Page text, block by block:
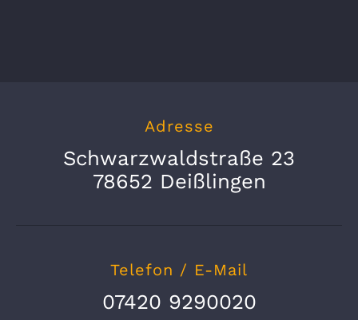
Adresse
Schwarzwaldstraße 23
78652 Deißlingen
Telefon / E-Mail
07420 9290020